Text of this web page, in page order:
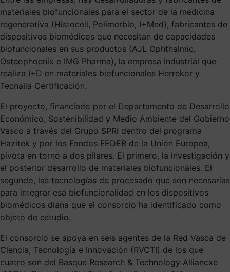
materiales biofuncionales para el sector de la medicina
regenerativa (Histocell, Polimerbio, I+Med), fabricantes de
dispositivos biomédicos que necesitan de capacidades
biofuncionales en sus productos (AJL Ophthalmic,
Osteophoenix e IMG Pharma), la empresa industrial que
realiza I+D en materiales biofuncionales Herrekor y
Tecnalia Certificación.
El proyecto, financiado por el Departamento de Desarrollo
Económico, Sostenibilidad y Medio Ambiente del Gobierno
Vasco a través del Grupo SPRI dentro del programa
Hazitek y por los Fondos FEDER de la Unión Europea,
pivota en torno a dos pilares. El primero, la investigación y
el posterior desarrollo de materiales biofuncionales. El
segundo, las tecnologías de procesado que son necesarias
para integrar esa biofuncionalidad en los dispositivos
biomédicos diana que el consorcio ha identificado como
objeto de estudio.
El consorcio se apoya en seis agentes de la Red Vasca de
Ciencia, Tecnología e Innovación (RVCTI) de los que
cuatro son del Basque Research & Technology Alliancxe